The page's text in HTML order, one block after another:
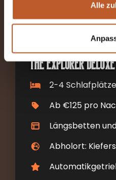
Alle
The Explorer Deluxe
2-4 Schlafplätze
Ab €125 pro
Längsbetten
Abholort: